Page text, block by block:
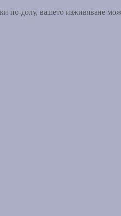
по-долу, вашето изживяване